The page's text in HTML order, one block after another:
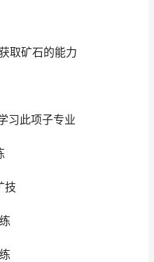
取矿石的能力
习此项子专业
技